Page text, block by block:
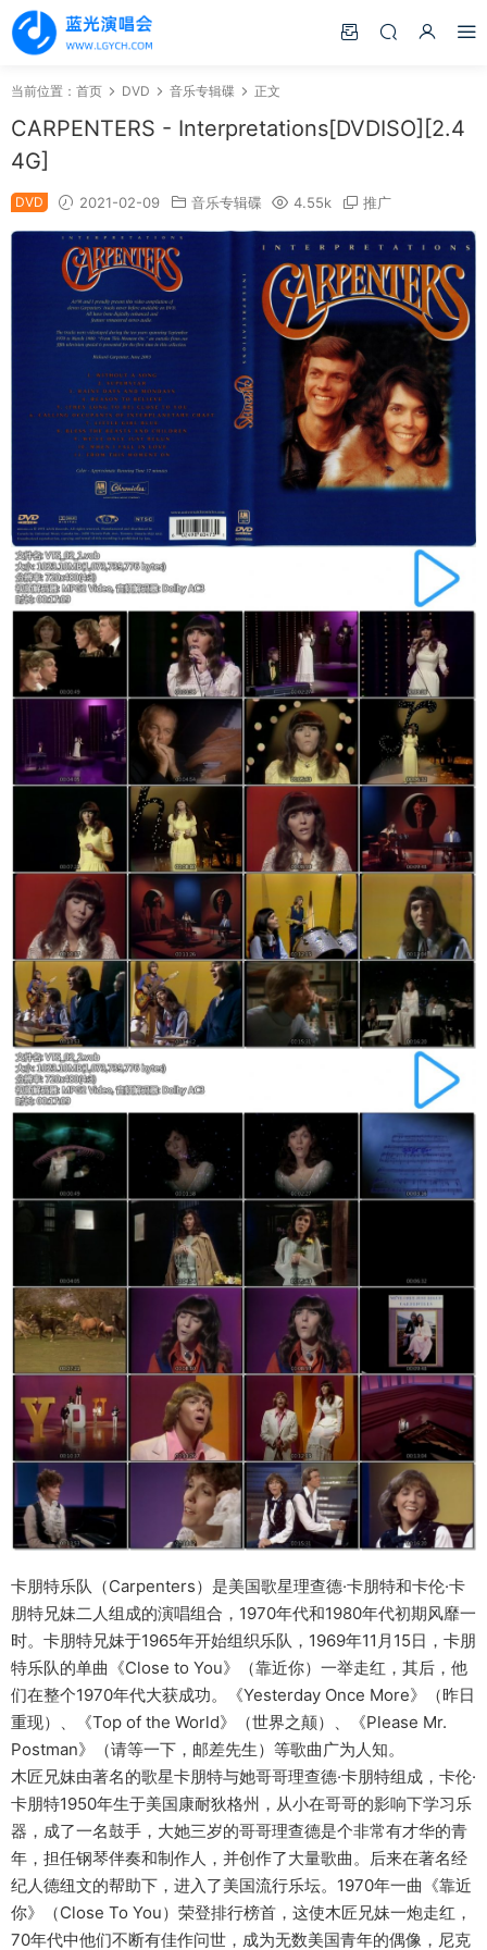
当前位置： 首页 DVD 音乐专辑碟 正文
CARPENTERS - Interpretations[DVDISO][2.4
4G]
DVD 2021-02-09 音乐专辑碟 4.55k 推广
卡朋特乐队（Carpenters）是美国歌星理查德·卡朋特和卡伦·卡
朋特兄妹二人组成的演唱组合，1970年代和1980年代初期风靡一
时。卡朋特兄妹于1965年开始组织乐队，1969年11月15日，卡朋
特乐队的单曲《Close to You》（靠近你）一举走红，其后，他
们在整个1970年代大获成功。《Yesterday Once More》（昨日
重现）、《Top of the World》（世界之颠）、《Please Mr.
Postman》（请等一下，邮差先生）等歌曲广为人知。
木匠兄妹由著名的歌星卡朋特与她哥哥理查德·卡朋特组成，卡伦·
卡朋特1950年生于美国康耐狄格州，从小在哥哥的影响下学习乐
器，成了一名鼓手，大她三岁的哥哥理查德是个非常有才华的青
年，担任钢琴伴奏和制作人，并创作了大量歌曲。后来在著名经
纪人德纽文的帮助下，进入了美国流行乐坛。1970年一曲《靠近
你》（Close To You）荣登排行榜首，这使木匠兄妹一炮走红，
70年代中他们不断有佳作问世，成为无数美国青年的偶像，尼克